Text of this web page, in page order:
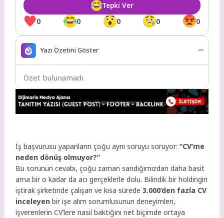
0 0 0 0 0
Tepki Ver
Yazı Özetini Göster
Özet bulunamadı.
İş başvurusu yapanların çoğu aynı soruyu soruyor:“CV’me
neden dönüş olmuyor?”
Bu sorunun cevabı, çoğu zaman sandığımızdan daha basit
ama bir o kadar da acı gerçeklerle dolu. Bilindik bir holdingin
iştirak şirketinde çalışan ve kısa sürede3.000’den fazla CV
inceleyen bir işe alım sorumlusunun deneyimleri,
işverenlerin CV’lere nasıl baktığını net biçimde ortaya